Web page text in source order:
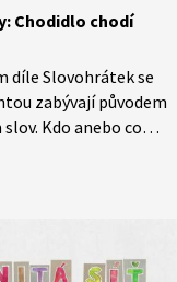
Chodidlo chodí
díle Slovohrátek se
zabývají původem
Kdo anebo co
v tomto díle